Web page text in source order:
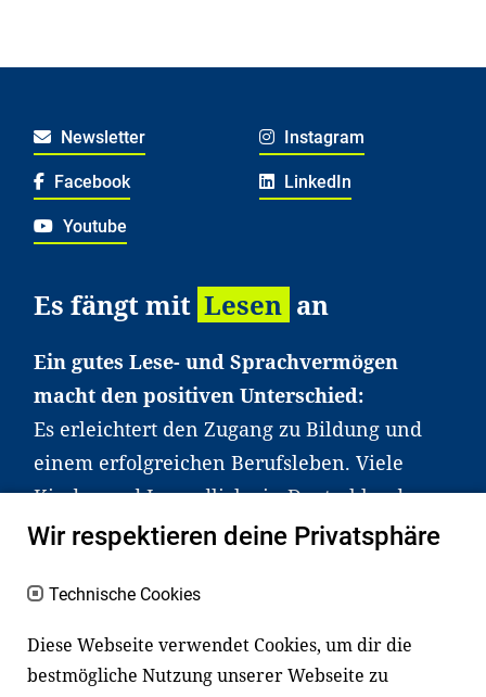
Newsletter Instagram
Facebook LinkedIn
Youtube
Es fängt mit Lesen an
Ein gutes Lese- und Sprachvermögen
macht den positiven Unterschied:
Es erleichtert den Zugang zu Bildung und
einem erfolgreichen Berufsleben. Viele
Kinder und Jugendliche in Deutschland
haben aber große Schwierigkeiten dabei.
an Familien sowie an Erzieher*innen,
Lehrer*innen und andere
Fachexpert*innen. Dafür arbeiten wir eng
Wir respektieren deine Privatsphäre
Technische Cookies
Diese Webseite verwendet Cookies, um dir die
bestmögliche Nutzung unserer Webseite zu